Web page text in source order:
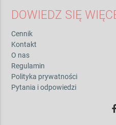
DOWIEDZ SIĘ
Cennik
Kontakt
O nas
Regulamin
Polityka prywatności
Pytania i odpowiedzi